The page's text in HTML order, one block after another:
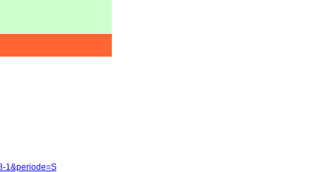
1&periode=S